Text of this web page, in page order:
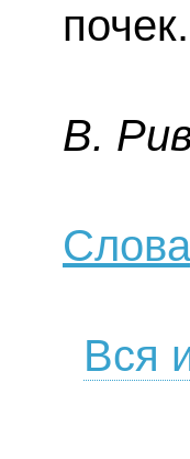
почек.
B.
Вся